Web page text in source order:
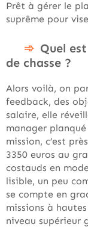
Prêt à gérer le
suprême pour
Quel
de chasse ?
Alors voilà, on
feedback, des
salaire, elle
manager
mission, c’est
3350 euros au
costauds en
lisible, un peu
se compte en
missions à
niveau supérieur